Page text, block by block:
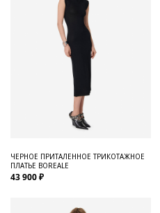
ЧЕРНОЕ ПРИТАЛЕННОЕ ТРИКОТАЖНОЕ
ПЛАТЬЕ BOREALE
43 900 ₽